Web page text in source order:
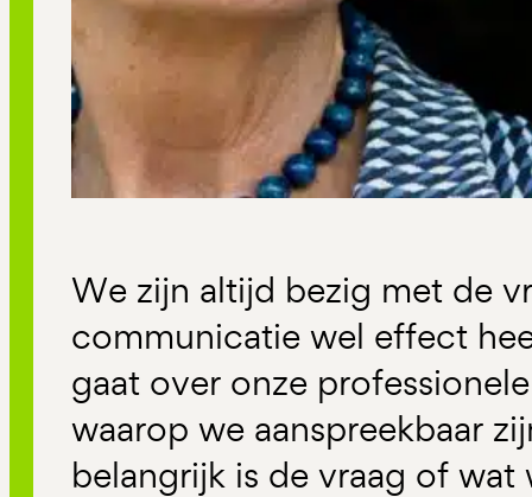
We zijn altijd bezig met de
communicatie wel effect
gaat over onze
waarop we aanspreekbaar
belangrijk is de vraag of